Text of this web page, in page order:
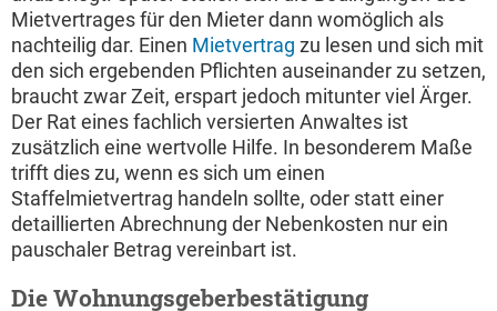
Mietvertrages für den Mieter dann womöglich als
nachteilig dar. Einen Mietvertrag zu lesen und sich mit
den sich ergebenden Pflichten auseinander zu setzen,
braucht zwar Zeit, erspart jedoch mitunter viel Ärger.
Der Rat eines fachlich versierten Anwaltes ist
zusätzlich eine wertvolle Hilfe. In besonderem Maße
trifft dies zu, wenn es sich um einen
Staffelmietvertrag handeln sollte, oder statt einer
detaillierten Abrechnung der Nebenkosten nur ein
pauschaler Betrag vereinbart ist.
Die Wohnungsgeberbestätigung